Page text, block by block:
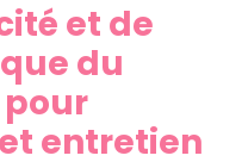
et de
du
pour
entretien